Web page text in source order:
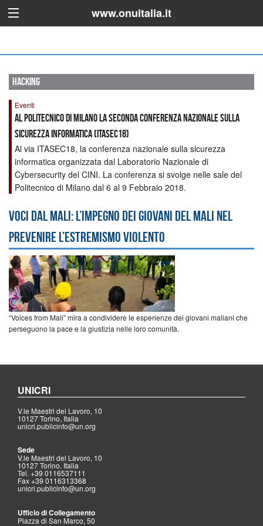
www.onuitalia.it
hacking
Eventi
AL POLITECNICO DI MILANO LA SECONDA CONFERENZA NAZIONALE SULLA
SICUREZZA INFORMATICA (ITASEC18)
Al via ITASEC18, la conferenza nazionale sulla sicurezza
informatica organizzata dal Laboratorio Nazionale di
Cybersecurity del CINI. La conferenza si svolge nelle sale del
Politecnico di Milano dal 6 al 9 Febbraio 2018.
Voci dal Mali: l’impegno dei giovani del Mali nel
prevenire l’estremismo violento
“Voices from Mali” mira a condividere le esperienze dei giovani maliani che
perseguono la pace e la giustizia nelle loro comunità.
UNICRI
V.le Maestri del Lavoro, 10
10127 Torino, Italia
unicri.publicinfo@un.org
Sede
V.le Maestri del Lavoro, 10
10127 Torino, Italia
Tel. +39 0116537111
Fax +39 0116313368
unicri.publicinfo@un.org
Ufficio di Collegamento
Piazza di San Marco, 50